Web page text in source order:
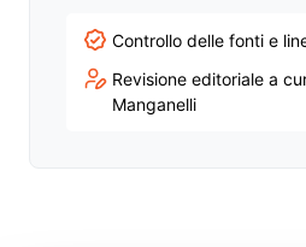
Controllo delle fonti e
Revisione editoriale a
Manganelli